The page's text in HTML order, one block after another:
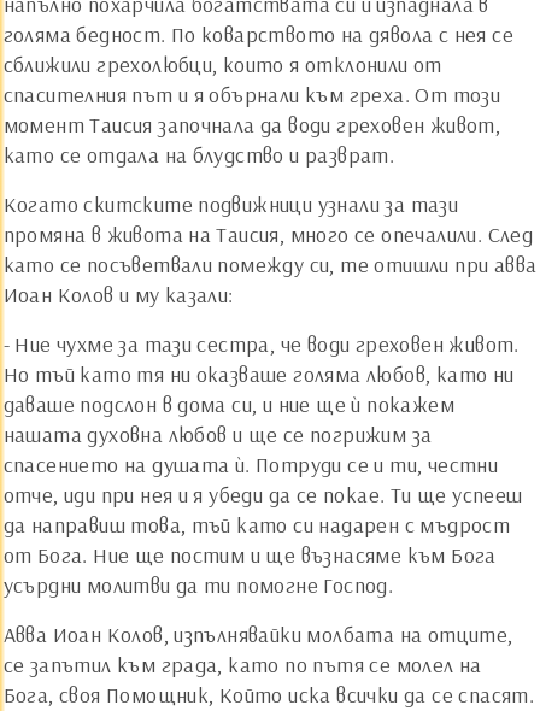
голяма бедност. По коварството на дявола с нея се
сближили грехолюбци, които я отклонили от
спасителния път и я обърнали към греха. От този
момент Таисия започнала да води греховен живот,
като се отдала на блудство и разврат.
Когато скитските подвижници узнали за тази
промяна в живота на Таисия, много се опечалили. След
като се посъветвали помежду си, те отишли при авва
Иоан Колов и му казали:
- Ние чухме за тази сестра, че води греховен живот.
Но тъй като тя ни оказваше голяма любов, като ни
даваше подслон в дома си, и ние ще ѝ покажем
нашата духовна любов и ще се погрижим за
спасението на душата ѝ. Потруди се и ти, честни
отче, иди при нея и я убеди да се покае. Ти ще успееш
да направиш това, тъй като си надарен с мъдрост
от Бога. Ние ще постим и ще възнасяме към Бога
усърдни молитви да ти помогне Господ.
Авва Иоан Колов, изпълнявайки молбата на отците,
се запътил към града, като по пътя се молел на
Бога, своя Помощник, Който иска всички да се спасят.